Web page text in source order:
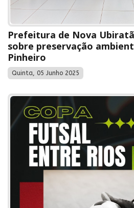
Prefeitura de Nova
sobre preservação
Pinheiro
Quinta, 05 Junho 2025